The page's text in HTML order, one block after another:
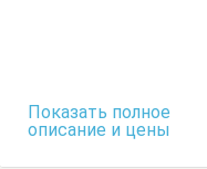
Показать полное
описание и цены